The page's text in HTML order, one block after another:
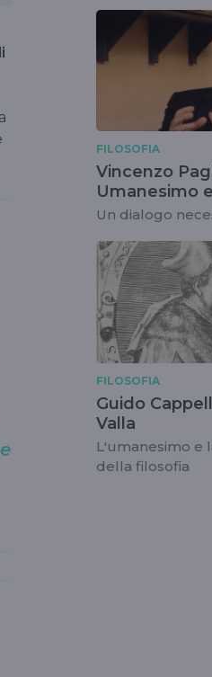
FILOSOFIA
Vincenzo
Umanesimo
Un dialogo
FILOSOFIA
Guido
Valla
L'umanesimo e
della filosofia